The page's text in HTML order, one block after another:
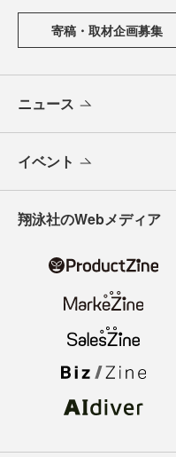
寄稿・取材企画募集
ニュース
イベント
翔泳社のWebメディア